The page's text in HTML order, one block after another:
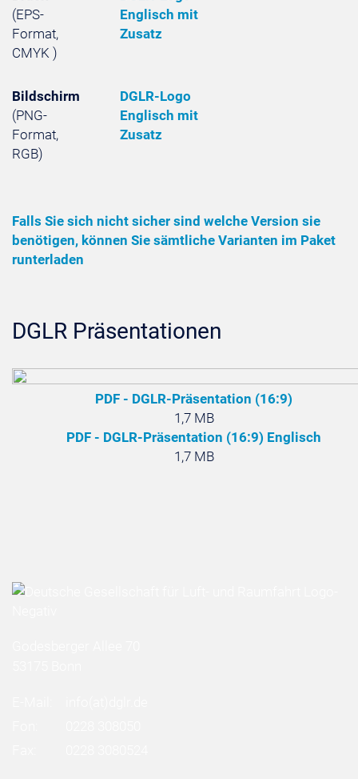
(EPS-
Format,
CMYK )
Englisch mit
Zusatz
Bildschirm
(PNG-
Format,
RGB)
DGLR-Logo
Englisch mit
Zusatz
Falls Sie sich nicht sicher sind welche Version sie
benötigen, können Sie sämtliche Varianten im Paket
runterladen
DGLR Präsentationen
PDF - DGLR-Präsentation (16:9)
1,7 MB
PDF - DGLR-Präsentation (16:9) Englisch
1,7 MB